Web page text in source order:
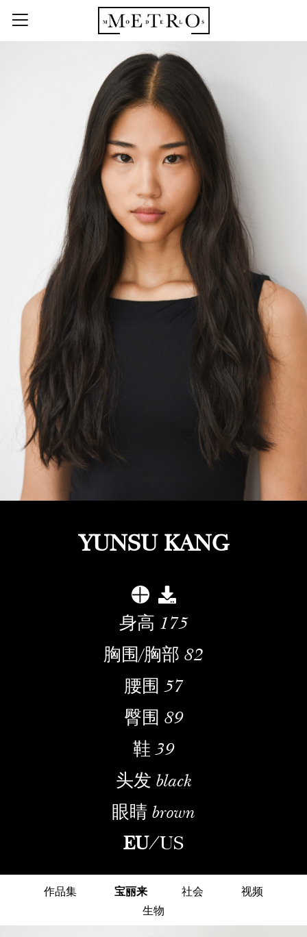
YUNSU KANG
身高 175
胸围/胸部 82
腰围 57
臀围 89
鞋 39
头发 black
眼睛 brown
EU/US
作品集 宝丽来 社会
视频
生物